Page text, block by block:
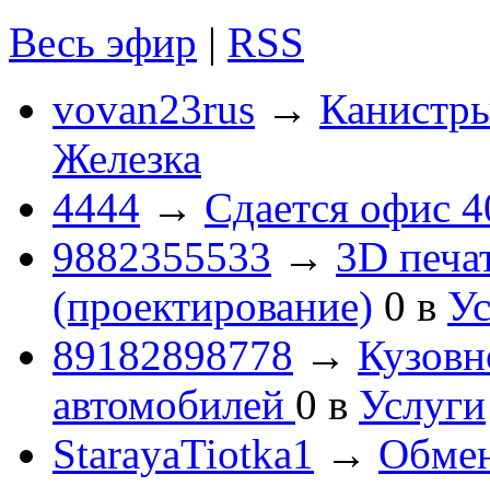
Весь эфир | RSS
vovan23rus →
Железка
4444 → Сдается офис
9882355533 → 3D
(проектирование) 0 в
89182898778 →
автомобилей 0 в Услуги
StarayaTiotka1 →